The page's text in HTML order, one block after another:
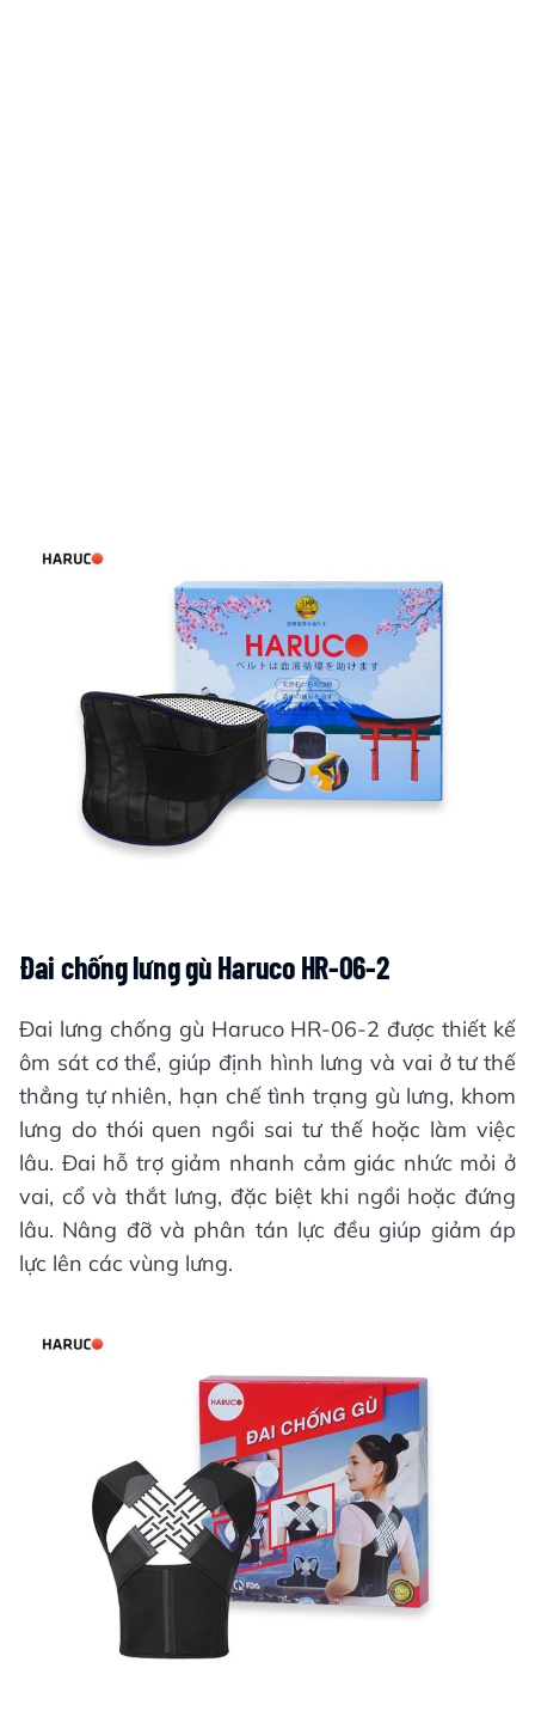
Đai chống lưng gù Haruco HR-06-2
Đai lưng chống gù Haruco HR-06-2 được thiết kế
ôm sát cơ thể, giúp định hình lưng và vai ở tư thế
thẳng tự nhiên, hạn chế tình trạng gù lưng, khom
lưng do thói quen ngồi sai tư thế hoặc làm việc
lâu. Đai hỗ trợ giảm nhanh cảm giác nhức mỏi ở
vai, cổ và thắt lưng, đặc biệt khi ngồi hoặc đứng
lâu. Nâng đỡ và phân tán lực đều giúp giảm áp
lực lên các vùng lưng.